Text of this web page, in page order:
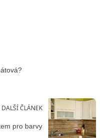
DALŠÍ ČLÁNEK
pro barvy